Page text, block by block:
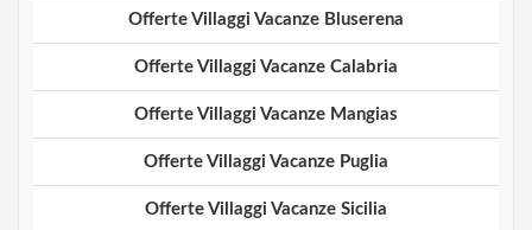
Offerte Villaggi Vacanze Bluserena
Offerte Villaggi Vacanze Calabria
Offerte Villaggi Vacanze Mangias
Offerte Villaggi Vacanze Puglia
Offerte Villaggi Vacanze Sicilia